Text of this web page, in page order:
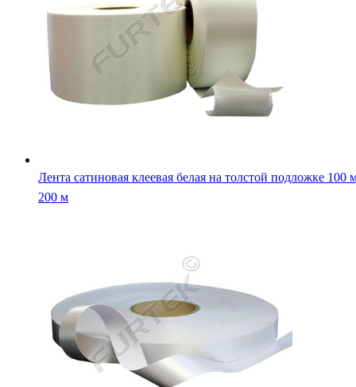
Лента сатиновая клеевая стандартная 100 м, 200 м белая